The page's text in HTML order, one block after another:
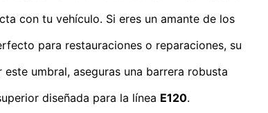
con tu vehículo. Si eres un amante de los
para restauraciones o reparaciones, su
umbral, aseguras una barrera robusta
diseñada para la línea E120.